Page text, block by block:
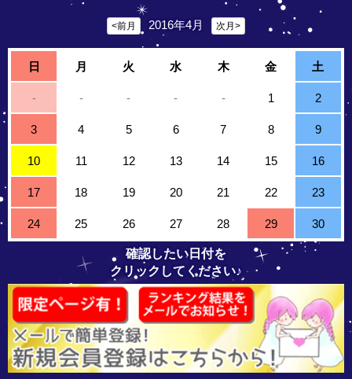
<前月 2016年4月 次月>
日 月 火 水 木 金 土
- - - - - 1 2
3 4 5 6 7 8 9
10 11 12 13 14 15 16
17 18 19 20 21 22 23
24 25 26 27 28 29 30
確認したい日付を
クリックしてください♪